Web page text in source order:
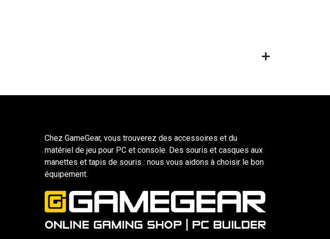
Chez GameGear, vous trouverez des accessoires et du
matériel de jeu pour PC et console. Des souris et casques aux
manettes et tapis de souris : nous vous aidons à choisir le bon
équipement.